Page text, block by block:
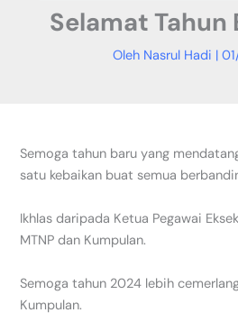
Selamat Tahun
Oleh Nasrul Hadi |
Semoga tahun baru yang
satu kebaikan buat semua
Ikhlas daripada Ketua Pegawai
MTNP dan Kumpulan.
Semoga tahun 2024 lebih
Kumpulan.